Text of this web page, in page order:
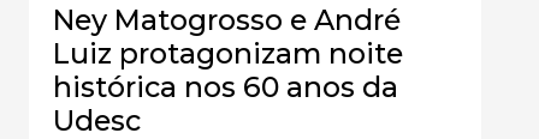
Ney Matogrosso e André
Luiz protagonizam noite
histórica nos 60 anos da
Udesc